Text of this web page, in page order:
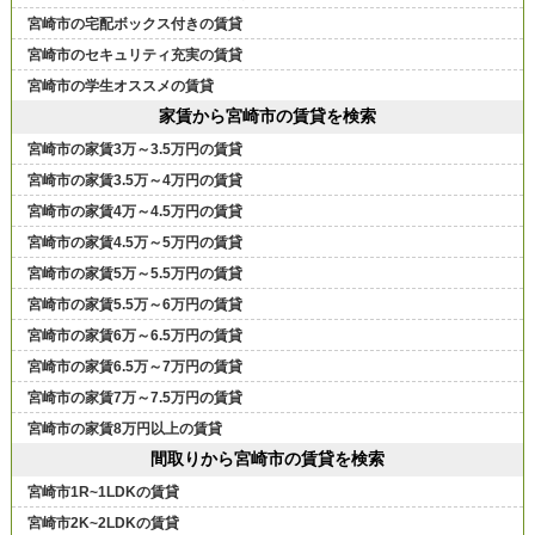
宮崎市の宅配ボックス付きの賃貸
宮崎市のセキュリティ充実の賃貸
宮崎市の学生オススメの賃貸
家賃から宮崎市の賃貸を検索
宮崎市の家賃3万～3.5万円の賃貸
宮崎市の家賃3.5万～4万円の賃貸
宮崎市の家賃4万～4.5万円の賃貸
宮崎市の家賃4.5万～5万円の賃貸
宮崎市の家賃5万～5.5万円の賃貸
宮崎市の家賃5.5万～6万円の賃貸
宮崎市の家賃6万～6.5万円の賃貸
宮崎市の家賃6.5万～7万円の賃貸
宮崎市の家賃7万～7.5万円の賃貸
宮崎市の家賃8万円以上の賃貸
間取りから宮崎市の賃貸を検索
宮崎市1R~1LDKの賃貸
宮崎市2K~2LDKの賃貸